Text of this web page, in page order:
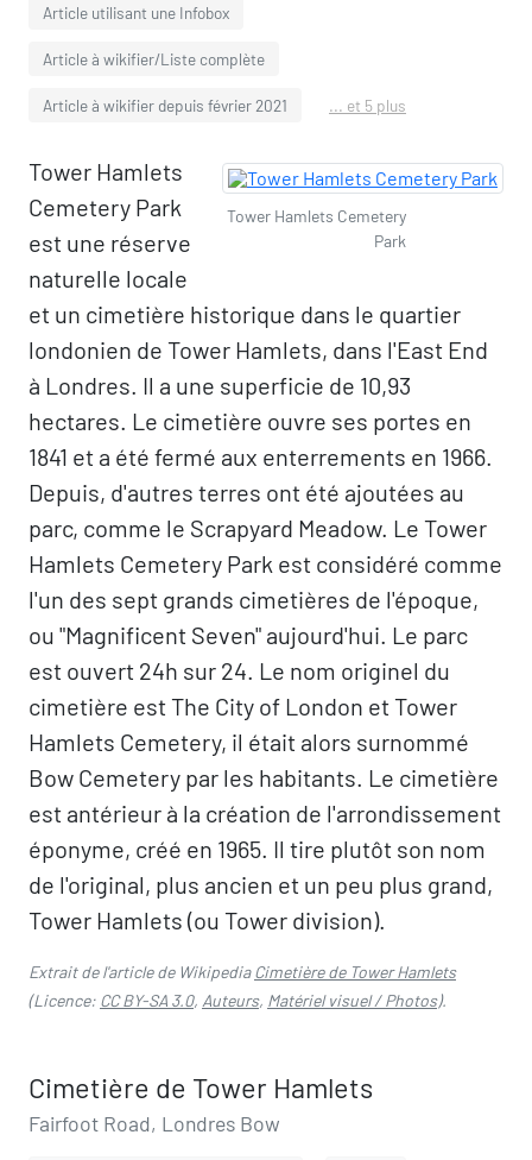
Article utilisant une Infobox
Article à wikifier/Liste complète
Article à wikifier depuis février 2021 ... et 5 plus
Tower Hamlets Cemetery
Park
Tower Hamlets
Cemetery Park
est une réserve
naturelle locale
et un cimetière historique dans le quartier
londonien de Tower Hamlets, dans l'East End
à Londres. Il a une superficie de 10,93
hectares. Le cimetière ouvre ses portes en
1841 et a été fermé aux enterrements en 1966.
Depuis, d'autres terres ont été ajoutées au
parc, comme le Scrapyard Meadow. Le Tower
Hamlets Cemetery Park est considéré comme
l'un des sept grands cimetières de l'époque,
ou "Magnificent Seven" aujourd'hui. Le parc
est ouvert 24h sur 24. Le nom originel du
cimetière est The City of London et Tower
Hamlets Cemetery, il était alors surnommé
Bow Cemetery par les habitants. Le cimetière
est antérieur à la création de l'arrondissement
éponyme, créé en 1965. Il tire plutôt son nom
de l'original, plus ancien et un peu plus grand,
Tower Hamlets (ou Tower division).
Extrait de l'article de WikipediaCimetière de Tower Hamlets
(Licence: CC BY-SA 3.0, Auteurs, Matériel visuel / Photos).
Cimetière de Tower Hamlets
Fairfoot Road, Londres Bow